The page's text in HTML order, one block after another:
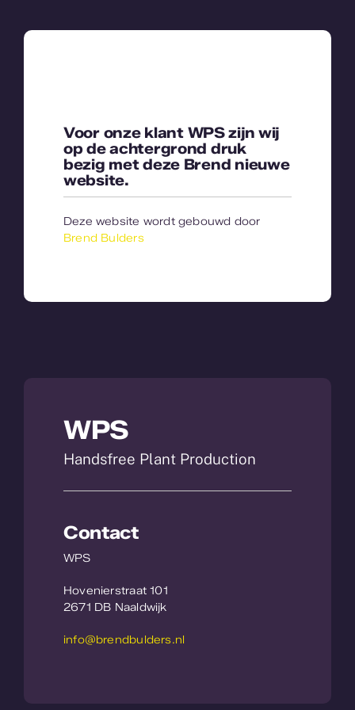
inhoud
Voor onze klant WPS zijn wij
op de achtergrond druk
bezig met deze Brend nieuwe
website.
Deze website wordt gebouwd door
Brend Bulders
WPS
Handsfree Plant Production
Contact
WPS
Hovenierstraat 101
2671 DB Naaldwijk
info@brendbulders.nl